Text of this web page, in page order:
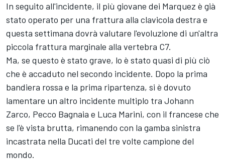
In seguito all'incidente, il più giovane dei Marquez è già
stato operato per una frattura alla clavicola destra e
questa settimana dovrà valutare l'evoluzione di un'altra
piccola frattura marginale alla vertebra C7.
Ma, se questo è stato grave, lo è stato quasi di più ciò
che è accaduto nel secondo incidente. Dopo la prima
bandiera rossa e la prima ripartenza, si è dovuto
lamentare un altro incidente multiplo tra Johann
Zarco, Pecco Bagnaia e Luca Marini, con il francese che
se l'è vista brutta, rimanendo con la gamba sinistra
incastrata nella Ducati del tre volte campione del
mondo.